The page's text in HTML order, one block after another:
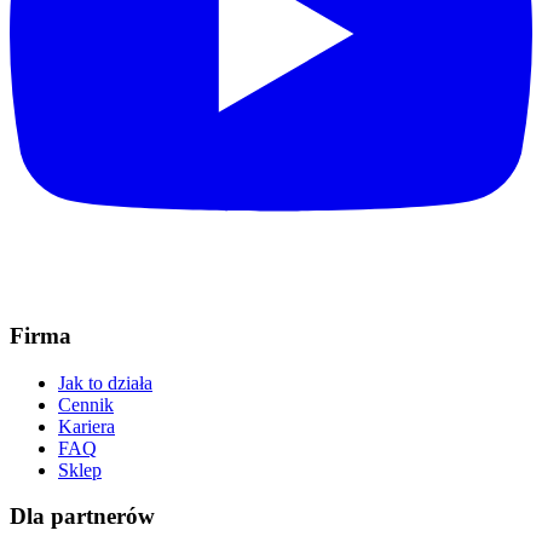
Firma
Jak to działa
Cennik
Kariera
FAQ
Sklep
Dla partnerów